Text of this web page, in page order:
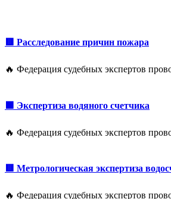
🟥 Расследование причин пожара
🔥 Федерация судебных экспертов
🟩 Экспертиза водяного счетчика
🔥 Федерация судебных экспертов
🟥 Метрологическая экспертиза
🔥 Федерация судебных экспертов